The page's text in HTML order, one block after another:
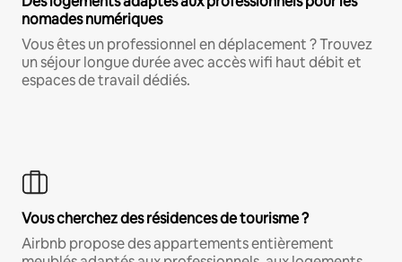
nomades numériques
Vous êtes un professionnel en déplacement ? Trouvez
un séjour longue durée avec accès wifi haut débit et
espaces de travail dédiés.
Vous cherchez des résidences de tourisme ?
Airbnb propose des appartements entièrement